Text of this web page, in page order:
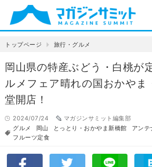
トップページ 旅行・グルメ
岡山県の特産ぶどう・白桃が
ルメフェア晴れの国おかやま
堂開店！
2024/07/24
マガジンサミット編集部
グルメ
岡山 とっとり・おかやま新橋館
アンテ
フルーツ定食